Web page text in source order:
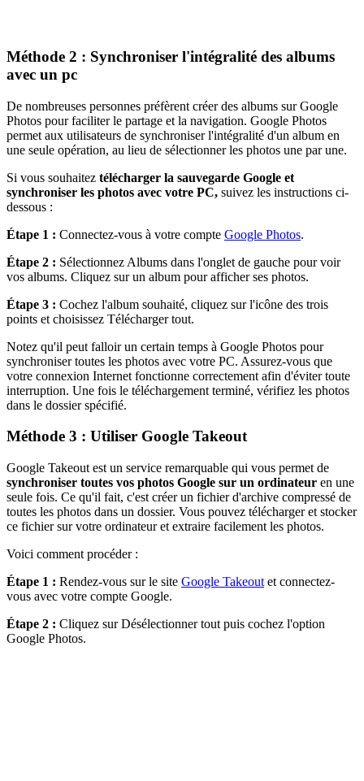
Méthode 2 : Synchroniser l'intégralité des albums
avec un pc
De nombreuses personnes préfèrent créer des albums sur Google
Photos pour faciliter le partage et la navigation. Google Photos
permet aux utilisateurs de synchroniser l'intégralité d'un album en
une seule opération, au lieu de sélectionner les photos une par une.
Si vous souhaitez télécharger la sauvegarde Google et
synchroniser les photos avec votre PC, suivez les instructions ci-
dessous :
Étape 1 : Connectez-vous à votre compte Google Photos.
Étape 2 : Sélectionnez Albums dans l'onglet de gauche pour voir
vos albums. Cliquez sur un album pour afficher ses photos.
Étape 3 : Cochez l'album souhaité, cliquez sur l'icône des trois
points et choisissez Télécharger tout.
Notez qu'il peut falloir un certain temps à Google Photos pour
synchroniser toutes les photos avec votre PC. Assurez-vous que
votre connexion Internet fonctionne correctement afin d'éviter toute
interruption. Une fois le téléchargement terminé, vérifiez les photos
dans le dossier spécifié.
Méthode 3 : Utiliser Google Takeout
Google Takeout est un service remarquable qui vous permet de
synchroniser toutes vos photos Google sur un ordinateur en une
seule fois. Ce qu'il fait, c'est créer un fichier d'archive compressé de
toutes les photos dans un dossier. Vous pouvez télécharger et stocker
ce fichier sur votre ordinateur et extraire facilement les photos.
Voici comment procéder :
Étape 1 : Rendez-vous sur le site Google Takeout et connectez-
vous avec votre compte Google.
Étape 2 : Cliquez sur Désélectionner tout puis cochez l'option
Google Photos.